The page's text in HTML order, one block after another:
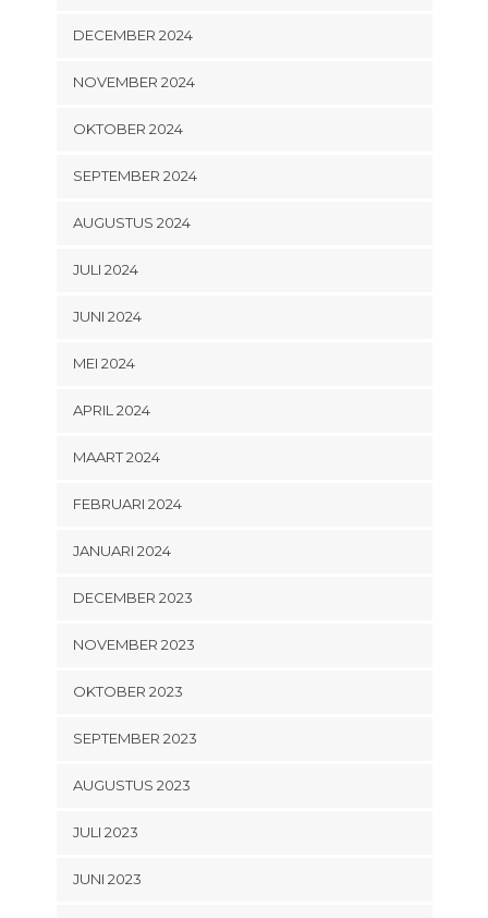
DECEMBER 2024
NOVEMBER 2024
OKTOBER 2024
SEPTEMBER 2024
AUGUSTUS 2024
JULI 2024
JUNI 2024
MEI 2024
APRIL 2024
MAART 2024
FEBRUARI 2024
JANUARI 2024
DECEMBER 2023
NOVEMBER 2023
OKTOBER 2023
SEPTEMBER 2023
AUGUSTUS 2023
JULI 2023
JUNI 2023